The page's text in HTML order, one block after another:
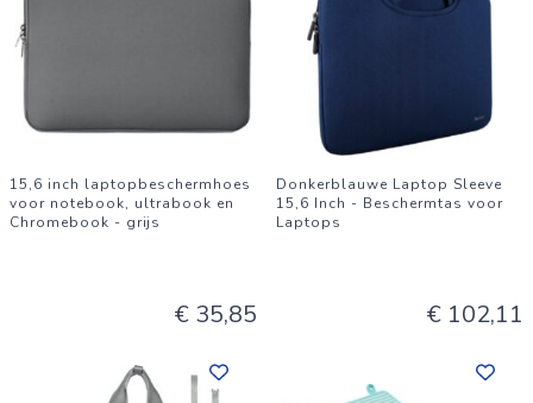
15,6 inch laptopbeschermhoes
voor notebook, ultrabook en
Chromebook - grijs
€ 35,85
Donkerblauwe Laptop Sleeve
15,6 Inch - Beschermtas voor
Laptops
€ 102,11